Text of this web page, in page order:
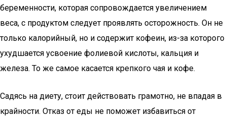
беременности, которая сопровождается увеличением
веса, с продуктом следует проявлять осторожность. Он не
только калорийный, но и содержит кофеин, из-за которого
ухудшается усвоение фолиевой кислоты, кальция и
железа. То же самое касается крепкого чая и кофе.
Садясь на диету, стоит действовать грамотно, не впадая в
крайности. Отказ от еды не поможет избавиться от